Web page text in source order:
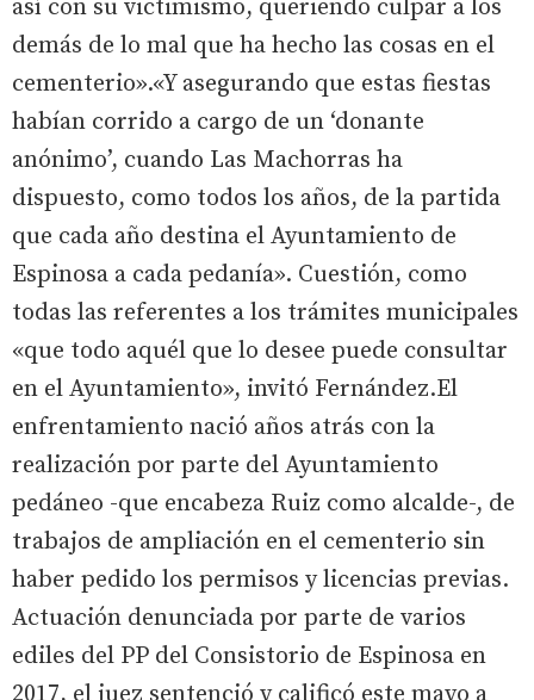
así con su victimismo, queriendo culpar a los
demás de lo mal que ha hecho las cosas en el
cementerio».«Y asegurando que estas fiestas
habían corrido a cargo de un ‘donante
anónimo’, cuando Las Machorras ha
dispuesto, como todos los años, de la partida
que cada año destina el Ayuntamiento de
Espinosa a cada pedanía». Cuestión, como
todas las referentes a los trámites municipales
«que todo aquél que lo desee puede consultar
en el Ayuntamiento», invitó Fernández.El
enfrentamiento nació años atrás con la
realización por parte del Ayuntamiento
pedáneo -que encabeza Ruiz como alcalde-, de
trabajos de ampliación en el cementerio sin
haber pedido los permisos y licencias previas.
Actuación denunciada por parte de varios
ediles del PP del Consistorio de Espinosa en